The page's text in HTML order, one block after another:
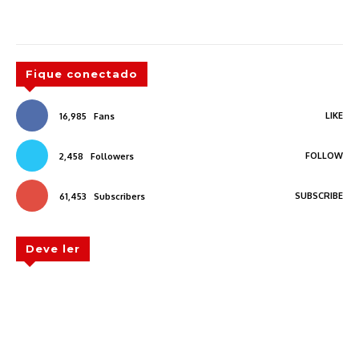
Fique conectado
16,985 Fans LIKE
2,458 Followers FOLLOW
61,453 Subscribers SUBSCRIBE
Deve ler